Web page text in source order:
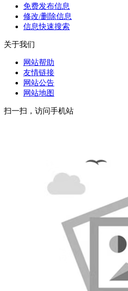
免费发布信息
修改/删除信息
信息快速搜索
关于我们
网站帮助
友情链接
网站公告
网站地图
扫一扫，访问手机站